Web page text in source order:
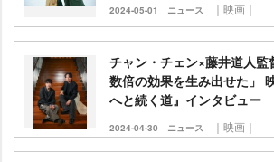
2024-05-01 ニュース ｜映画｜
チャン・チェン×藤井道人監
数倍の効果を生み出せた」
へと続く道』インタビュー
2024-04-30 ニュース ｜映画｜